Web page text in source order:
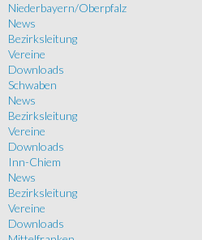
Niederbayern/Oberpfalz
News
Bezirksleitung
Vereine
Downloads
Schwaben
News
Bezirksleitung
Vereine
Downloads
Inn-Chiem
News
Bezirksleitung
Vereine
Downloads